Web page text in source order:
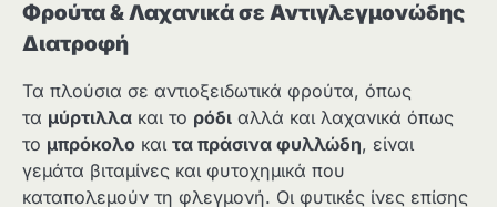
Φρούτα & Λαχανικά σε Αντιγλεγμονώδης
Διατροφή
Τα πλούσια σε αντιοξειδωτικά φρούτα, όπως
τα μύρτιλλα και το ρόδι αλλά και λαχανικά όπως
το μπρόκολο και τα πράσινα φυλλώδη, είναι
γεμάτα βιταμίνες και φυτοχημικά που
καταπολεμούν τη φλεγμονή. Οι φυτικές ίνες επίσης